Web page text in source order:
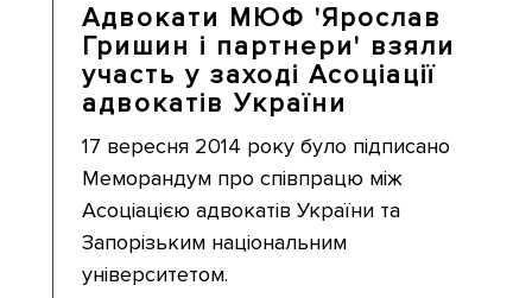
Адвокати МЮФ 'Ярослав
Гришин і партнери' взяли
участь у заході Асоціації
адвокатів України
17 вересня 2014 року було підписано
Меморандум про співпрацю між
Асоціацією адвокатів України та
Запорізьким національним
університетом.